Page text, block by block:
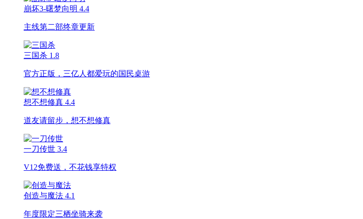
崩坏3-曙梦向明 4.4
主线第二部终章更新
三国杀 1.8
官方正版，三亿人都爱玩的国民桌游
想不想修真 4.4
道友请留步，想不想修真
一刀传世 3.4
V12免费送，不花钱享特权
创造与魔法 4.1
年度限定三栖坐骑来袭